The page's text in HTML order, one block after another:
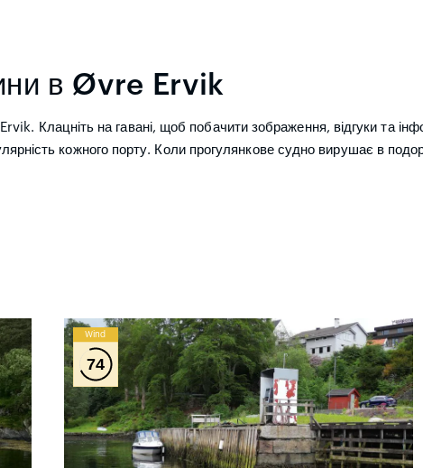
в Øvre Ervik
Клацніть на гавані, щоб побачити зображення, відгуки та
кожного порту. Коли прогулянкове судно вирушає в
Wind
74